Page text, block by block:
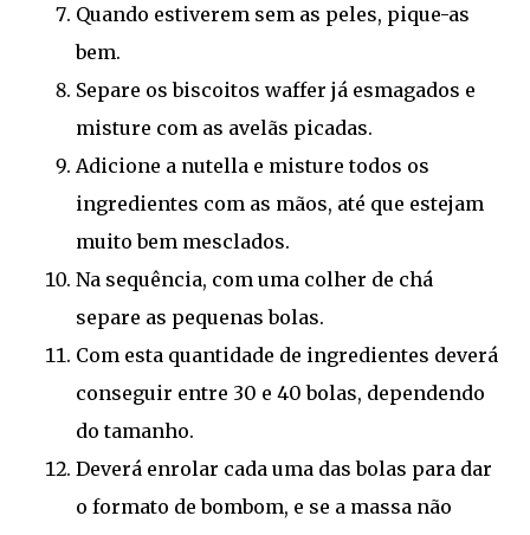
Quando estiverem sem as peles, pique-as
bem.
Separe os biscoitos waffer já esmagados e
misture com as avelãs picadas.
Adicione a nutella e misture todos os
ingredientes com as mãos, até que estejam
muito bem mesclados.
Na sequência, com uma colher de chá
separe as pequenas bolas.
Com esta quantidade de ingredientes deverá
conseguir entre 30 e 40 bolas, dependendo
do tamanho.
Deverá enrolar cada uma das bolas para dar
o formato de bombom, e se a massa não